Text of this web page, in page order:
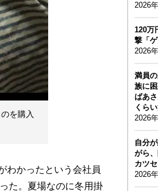
を購入
わかったという会社員
た。夏場なのに冬用掛
2026
120万
撃「
2026
満員
族に
ばあ
くら
2026
自分
がら
カツ
2026